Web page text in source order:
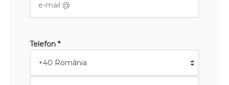
Telefon *